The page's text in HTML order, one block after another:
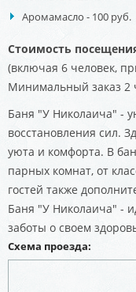
Аромамасло - 100 руб.
Стоимость
(включая 6 человек,
Минимальный заказ 2
Баня "У Николаича" -
восстановления сил.
уюта и комфорта. В
парных комнат, от
гостей также
Баня "У Николаича" -
заботы о своем
Схема проезда: